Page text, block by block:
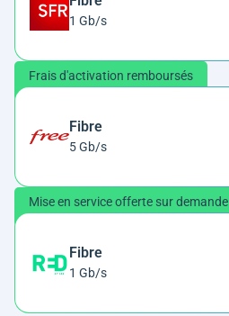
1 Gb/s
Frais d'activation remboursés
Fibre
5 Gb/s
Mise en service offerte sur demande
Fibre
1 Gb/s